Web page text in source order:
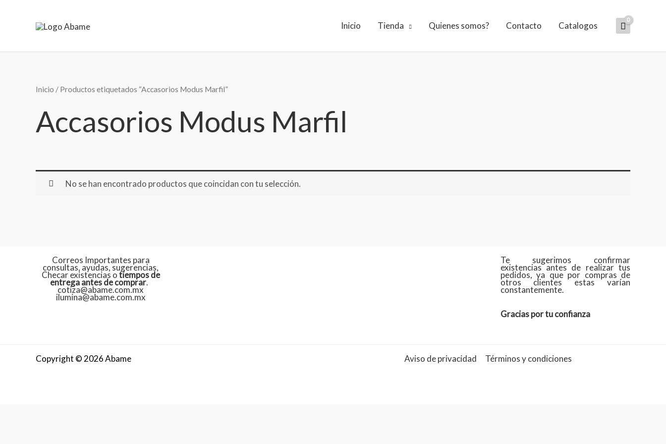
Inicio Tienda Quienes somos? Contacto Catalogos
Inicio / Productos etiquetados “Accasorios Modus Marfil”
Accasorios Modus Marfil
No se han encontrado productos que coincidan con tu selección.
Correos Importantes para
consultas, ayudas, sugerencias,
Checar existencias otiempos de
entrega antes de comprar.
cotiza@abame.com.mx
ilumina@abame.com.mx
Te sugerimos confirmar
existencias antes de realizar tus
pedidos, ya que por compras de
otros clientes estas varían
constantemente.
Gracias por tu confianza
Copyright © 2026 Abame Aviso de privacidad Términos y condiciones